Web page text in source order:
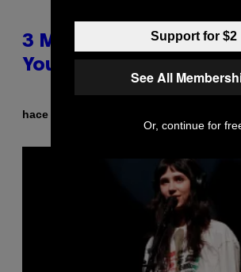
3 Millennial Anthems
You Think of Your Best
hace 10 horas
Support for $2
See All
Or, continue for